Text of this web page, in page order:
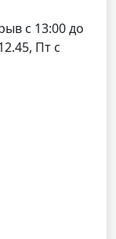
с 13:00 до
Пт с